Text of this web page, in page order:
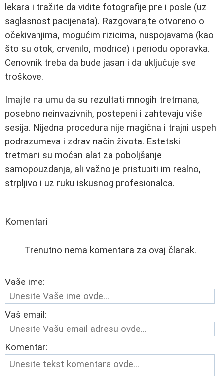
lekara i tražite da vidite fotografije pre i posle (uz
saglasnost pacijenata). Razgovarajte otvoreno o
očekivanjima, mogućim rizicima, nuspojavama (kao
što su otok, crvenilo, modrice) i periodu oporavka.
Cenovnik treba da bude jasan i da uključuje sve
troškove.
Imajte na umu da su rezultati mnogih tretmana,
posebno neinvazivnih, postepeni i zahtevaju više
sesija. Nijedna procedura nije magična i trajni uspeh
podrazumeva i zdrav način života. Estetski
tretmani su moćan alat za poboljšanje
samopouzdanja, ali važno je pristupiti im realno,
strpljivo i uz ruku iskusnog profesionalca.
Komentari
Trenutno nema komentara za ovaj članak.
Vaše ime:
Vaš email:
Komentar: